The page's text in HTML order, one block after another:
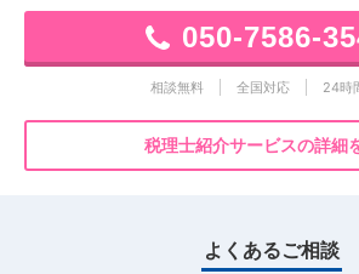
050-7586-
相談無料 全国対応 24時
税理士紹介サービスの詳細
よくあるご相談